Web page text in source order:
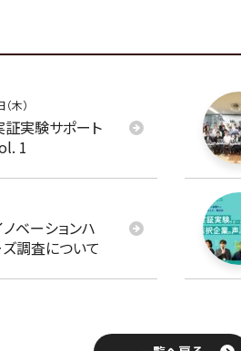
証実験サポート
1
木）
ノベーションハ
調査について